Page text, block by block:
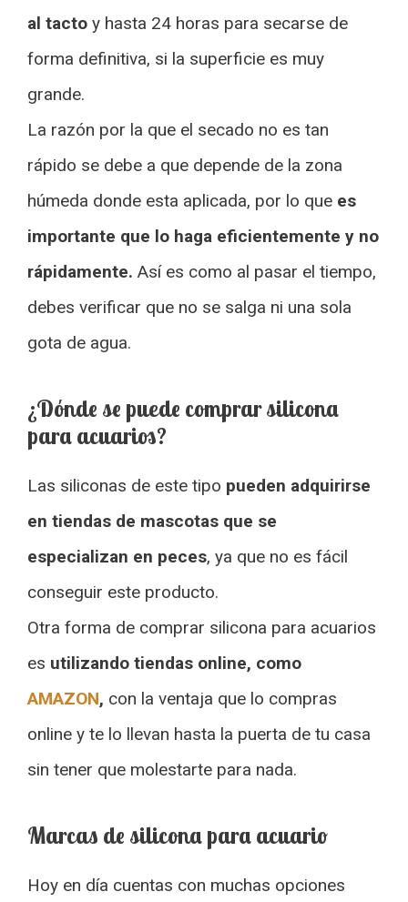
al tacto y hasta 24 horas para secarse de
forma definitiva, si la superficie es muy
grande.
La razón por la que el secado no es tan
rápido se debe a que depende de la zona
húmeda donde esta aplicada, por lo que es
importante que lo haga eficientemente y no
rápidamente. Así es como al pasar el tiempo,
debes verificar que no se salga ni una sola
gota de agua.
¿Dónde se puede comprar silicona
para acuarios?
Las siliconas de este tipo pueden adquirirse
en tiendas de mascotas que se
especializan en peces, ya que no es fácil
conseguir este producto.
Otra forma de comprar silicona para acuarios
es utilizando tiendas online, como
AMAZON, con la ventaja que lo compras
online y te lo llevan hasta la puerta de tu casa
sin tener que molestarte para nada.
Marcas de silicona para acuario
Hoy en día cuentas con muchas opciones